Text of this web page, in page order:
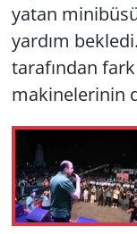
yatan
yardım
tarafından
makinelerinin